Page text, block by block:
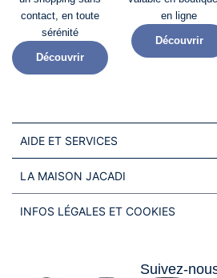
contact, en toute
sérénité​
Découvrir
en ligne
Découvrir
AIDE ET SERVICES
LA MAISON JACADI
INFOS LÉGALES ET COOKIES
Suivez-